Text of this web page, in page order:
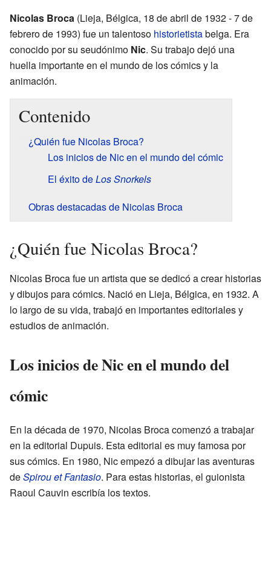
Nicolas Broca (Lieja, Bélgica, 18 de abril de 1932 - 7 de
febrero de 1993) fue un talentoso historietistabelga. Era
conocido por su seudónimo Nic. Su trabajo dejó una
huella importante en el mundo de los cómics y la
animación.
Contenido
¿Quién fue Nicolas Broca?
Los inicios de Nic en el mundo del cómic
El éxito deLos Snorkels
Obras destacadas de Nicolas Broca
¿Quién fue Nicolas Broca?
Nicolas Broca fue un artista que se dedicó a crear historias
y dibujos para cómics. Nació en Lieja, Bélgica, en 1932. A
lo largo de su vida, trabajó en importantes editoriales y
estudios de animación.
Los inicios de Nic en el mundo del
cómic
En la década de 1970, Nicolas Broca comenzó a trabajar
en la editorial Dupuis. Esta editorial es muy famosa por
sus cómics. En 1980, Nic empezó a dibujar las aventuras
deSpirou et Fantasio. Para estas historias, el guionista
Raoul Cauvin escribía los textos.